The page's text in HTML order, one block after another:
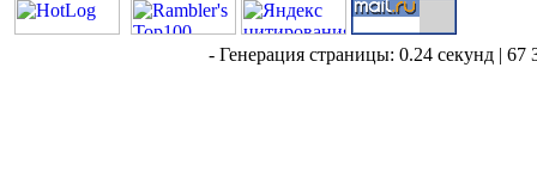
- Генерация страницы: 0.24 секунд |